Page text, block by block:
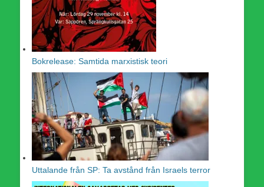
Bokrelease: Samtida marxistisk teori
Uttalande från SP: Ta avstånd från Israels terror